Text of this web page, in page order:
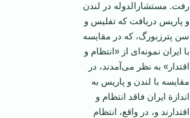
رفت‌. مستشارالدوله‌ در لندن‌
و پاریس‌ دریافت‌ كه‌ تفلیس‌ و
سن‌ پترزبورگ‌، كه‌ در مقایسه‌
با ایران‌ نمونه‌ای‌ از «انتظام‌ و
اقتدار» به‌ نظر می‌آمدند، در
مقایسه‌ با لندن‌ و پاریس‌ به‌
اندازة‌ ایران‌ فاقد انتظام‌ و
اقتدارند و، در واقع‌، انتظام‌